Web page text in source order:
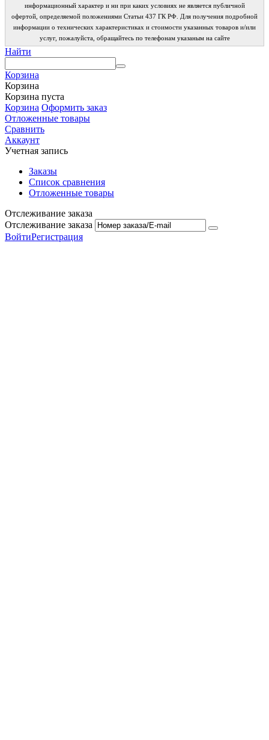
информационный характер и ни при каких условиях не является публичной
офертой, определяемой положениями Статьи 437 ГК РФ. Для получения подробной
информации о технических характеристиках и стоимости указанных товаров и/или
услуг, пожалуйста, обращайтесь по телефонам указаным на сайте
Найти
Корзина
Корзина
Корзина пуста
Корзина Оформить заказ
Отложенные товары
Сравнить
Аккаунт
Учетная запись
Заказы
Список сравнения
Отложенные товары
Отслеживание заказа
Отслеживание заказа
ВойтиРегистрация